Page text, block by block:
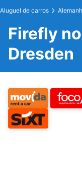
Aluguel de carros
Firefly
Dresden